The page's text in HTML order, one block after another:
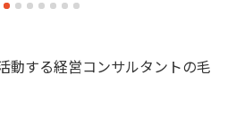
動する経営コンサルタントの毛